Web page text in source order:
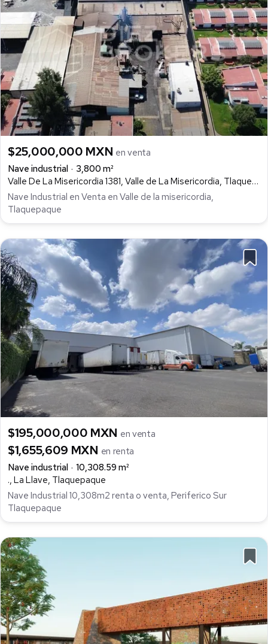
$25,000,000 MXN en venta
Nave industrial
3,800 m²
Valle De La Misericordia 1381, Valle de La Misericordia, Tlaquepaque
Nave Industrial en Venta en Valle de la misericordia,
Tlaquepaque
$195,000,000 MXN en venta
$1,655,609 MXN en renta
Nave industrial
10,308.59 m²
., La Llave, Tlaquepaque
Nave Industrial 10,308m2 renta o venta, Periferico Sur
Tlaquepaque